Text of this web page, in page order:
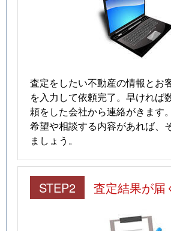
査定をしたい不動産の情報とお
を入力して依頼完了。早ければ
頼をした会社から連絡がきます。
希望や相談する内容があれば、
ましょう。
STEP2 査定結果が届